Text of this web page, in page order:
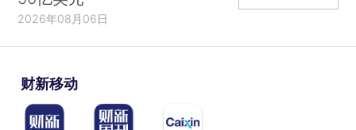
2026年08月06日
财新移动